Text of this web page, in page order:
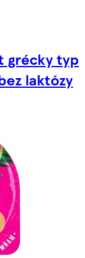
grécky typ
laktózy